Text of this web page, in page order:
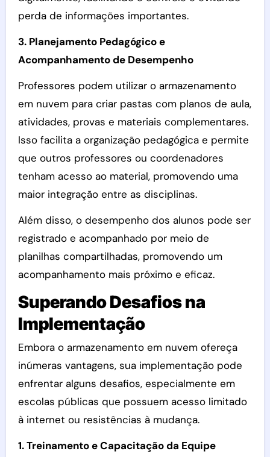
perda de informações importantes.
3. Planejamento Pedagógico e
Acompanhamento de Desempenho
Professores podem utilizar o armazenamento
em nuvem para criar pastas com planos de aula,
atividades, provas e materiais complementares.
Isso facilita a organização pedagógica e permite
que outros professores ou coordenadores
tenham acesso ao material, promovendo uma
maior integração entre as disciplinas.
Além disso, o desempenho dos alunos pode ser
registrado e acompanhado por meio de
planilhas compartilhadas, promovendo um
acompanhamento mais próximo e eficaz.
Superando Desafios na
Implementação
Embora o armazenamento em nuvem ofereça
inúmeras vantagens, sua implementação pode
enfrentar alguns desafios, especialmente em
escolas públicas que possuem acesso limitado
à internet ou resistências à mudança.
1. Treinamento e Capacitação da Equipe